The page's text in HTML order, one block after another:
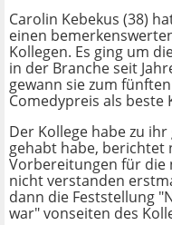
Carolin Kebekus (38)
einen
Kollegen. Es ging um
in der Branche seit
gewann sie zum
Comedypreis als beste
Der Kollege habe zu
gehabt habe, berichtet
Vorbereitungen für die
nicht verstanden
dann die Feststellung
war" vonseiten des